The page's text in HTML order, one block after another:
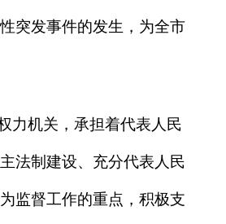
突发事件的发生，为全市
力机关，承担着代表人民
法制建设、充分代表人民
监督工作的重点，积极支